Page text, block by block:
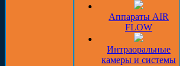
Аппараты AIR
FLOW
Интраоральные
камеры и системы